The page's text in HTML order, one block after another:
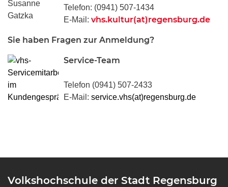
Telefon: (0941) 507-1434
E-Mail: vhs.kultur(at)regensburg.de
Sie haben Fragen zur Anmeldung?
Service-Team
Telefon (0941) 507-2433
E-Mail: service.vhs(at)regensburg.de
Volkshochschule der Stadt Regensburg